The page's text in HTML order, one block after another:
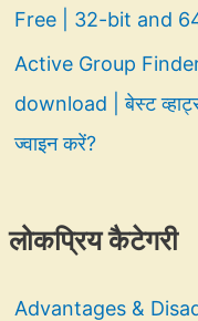
Free | 32-bit and
Active Group
download | बेस्ट
ज्वाइन करें?
लोकप्रिय कैटेगरी
Advantages &